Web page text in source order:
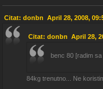
Citat: donbn April 28, 2008,
Citat: donbn April 28,
benc 80 [radim
84kg trenutno... Ne